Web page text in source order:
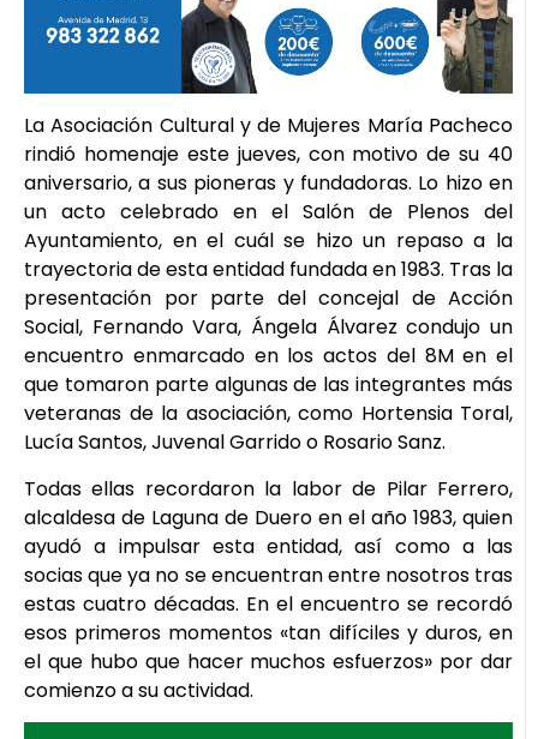
La Asociación Cultural y de Mujeres María Pacheco
rindió homenaje este jueves, con motivo de su 40
aniversario, a sus pioneras y fundadoras. Lo hizo en
un acto celebrado en el Salón de Plenos del
Ayuntamiento, en el cuál se hizo un repaso a la
trayectoria de esta entidad fundada en 1983. Tras la
presentación por parte del concejal de Acción
Social, Fernando Vara, Ángela Álvarez condujo un
encuentro enmarcado en los actos del 8M en el
que tomaron parte algunas de las integrantes más
veteranas de la asociación, como Hortensia Toral,
Lucía Santos, Juvenal Garrido o Rosario Sanz.
Todas ellas recordaron la labor de Pilar Ferrero,
alcaldesa de Laguna de Duero en el año 1983, quien
ayudó a impulsar esta entidad, así como a las
socias que ya no se encuentran entre nosotros tras
estas cuatro décadas. En el encuentro se recordó
esos primeros momentos «tan difíciles y duros, en
el que hubo que hacer muchos esfuerzos» por dar
comienzo a su actividad.